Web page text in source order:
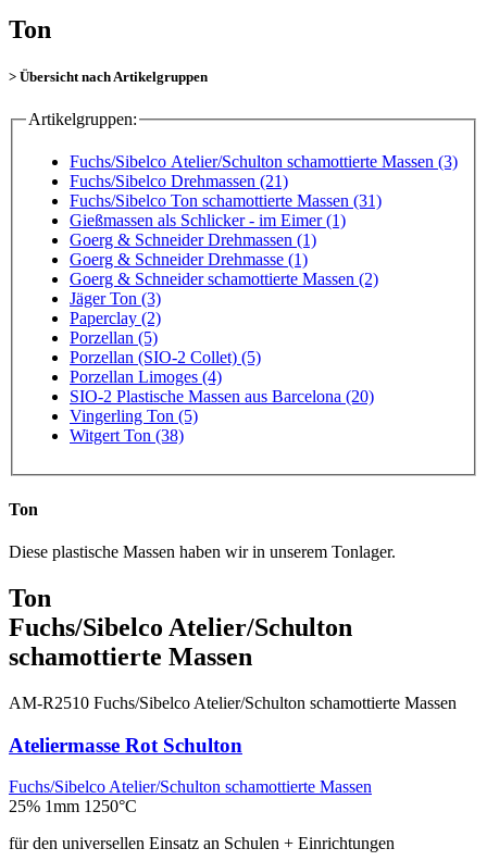
Ton
> Übersicht nach Artikelgruppen
Artikelgruppen:
Fuchs/Sibelco Atelier/Schulton schamottierte Massen (3)
Fuchs/Sibelco Drehmassen (21)
Fuchs/Sibelco Ton schamottierte Massen (31)
Gießmassen als Schlicker - im Eimer (1)
Goerg & Schneider Drehmassen (1)
Goerg & Schneider Drehmasse (1)
Goerg & Schneider schamottierte Massen (2)
Jäger Ton (3)
Paperclay (2)
Porzellan (5)
Porzellan (SIO-2 Collet) (5)
Porzellan Limoges (4)
SIO-2 Plastische Massen aus Barcelona (20)
Vingerling Ton (5)
Witgert Ton (38)
Ton
Diese plastische Massen haben wir in unserem Tonlager.
Ton
Fuchs/Sibelco Atelier/Schulton
schamottierte Massen
AM-R2510 Fuchs/Sibelco Atelier/Schulton schamottierte Massen
Ateliermasse Rot Schulton
Fuchs/Sibelco Atelier/Schulton schamottierte Massen
25% 1mm 1250°C
für den universellen Einsatz an Schulen + Einrichtungen